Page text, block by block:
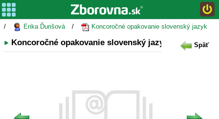
/ Erika Ďurišová / Koncoročné opakovanie slovenský jazyk
Koncoročné opakovanie slovenský jazyk Späť